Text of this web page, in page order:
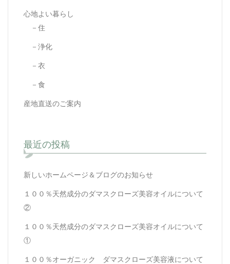
心地よい暮らし
－住
－浄化
－衣
－食
産地直送のご案内
最近の投稿
新しいホームページ＆ブログのお知らせ
１００％天然成分のダマスクローズ美容オイルについて
②
１００％天然成分のダマスクローズ美容オイルについて
①
１００％オーガニック ダマスクローズ美容液について